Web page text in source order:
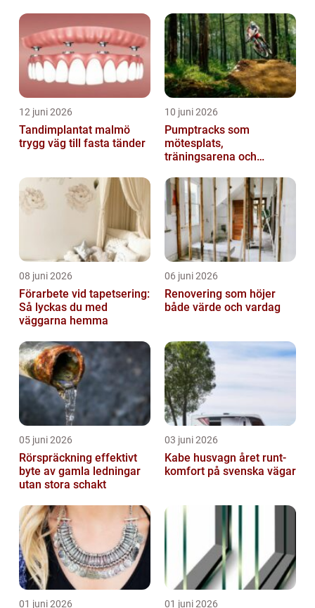
12 juni 2026
Tandimplantat malmö
trygg väg till fasta tänder
10 juni 2026
Pumptracks som
mötesplats,
träningsarena och
08 juni 2026
Förarbete vid tapetsering:
Så lyckas du med
väggarna hemma
06 juni 2026
Renovering som höjer
både värde och vardag
05 juni 2026
Rörspräckning effektivt
byte av gamla ledningar
utan stora schakt
03 juni 2026
Kabe husvagn året runt-
komfort på svenska vägar
01 juni 2026 01 juni 2026